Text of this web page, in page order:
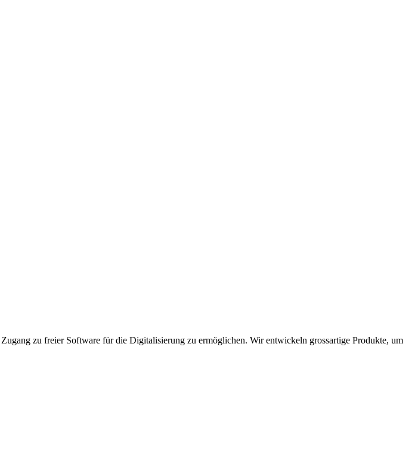
zu freier Software für die Digitalisierung zu ermöglichen. Wir entwickeln grossartige Produkte, um